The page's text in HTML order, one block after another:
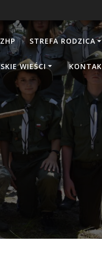
STREFA RODZICA
WIEŚCI